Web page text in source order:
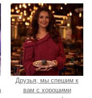
Друзья, мы спешим к
вам с хорошими